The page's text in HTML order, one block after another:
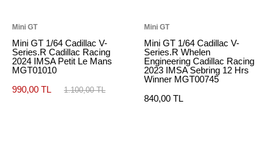
Mini GT
Mini GT 1/64 Cadillac V-
Series.R Cadillac Racing
2024 IMSA Petit Le Mans
MGT01010
1.100,00 TL
990,00 TL
Mini GT
Mini GT 1/64 Cadillac V-
Series.R Whelen
Engineering Cadillac Racing
2023 IMSA Sebring 12 Hrs
Winner MGT00745
840,00 TL